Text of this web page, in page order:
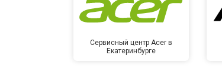
Сервисный центр Acer в
Екатеринбурге